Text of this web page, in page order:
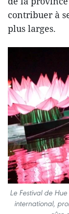
contribuer à
plus larges.
Le Festival de
international,